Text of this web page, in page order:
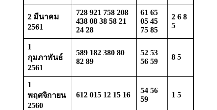
2 มีนาคม
2561
728 921 758 208
438 08 38 58 21
24 28
61 65
05 45
75 85
2 6 8
5
1
กุมภาพันธ์
2561
589 182 380 80
82 89
52 53
56 59
8 5
1
พฤศจิกายน
2560
612 015 12 15 16
54 56
59
1 5